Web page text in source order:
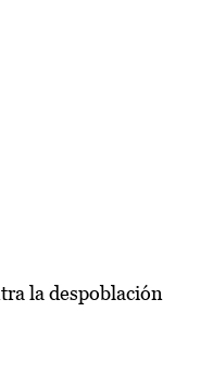
la despoblación